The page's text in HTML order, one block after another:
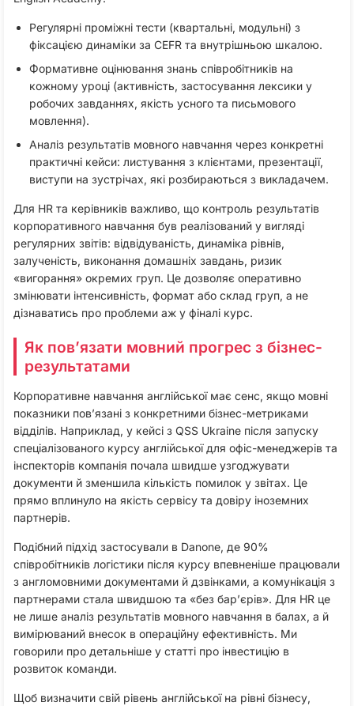
Регулярні проміжні тести (квартальні, модульні) з
фіксацією динаміки за CEFR та внутрішньою шкалою.​
Формативне оцінювання знань співробітників на
кожному уроці (активність, застосування лексики у
робочих завданнях, якість усного та письмового
мовлення).​
Аналіз результатів мовного навчання через конкретні
практичні кейси: листування з клієнтами, презентації,
виступи на зустрічах, які розбираються з викладачем.
Для HR та керівників важливо, що контроль результатів
корпоративного навчання був реалізований у вигляді
регулярних звітів: відвідуваність, динаміка рівнів,
залученість, виконання домашніх завдань, ризик
«вигорання» окремих груп. Це дозволяє оперативно
змінювати інтенсивність, формат або склад груп, а не
дізнаватись про проблеми аж у фіналі курс.​
Як пов’язати мовний прогрес з бізнес-
результатами
Корпоративне навчання англійської має сенс, якщо мовні
показники пов’язані з конкретними бізнес-метриками
відділів. Наприклад, у кейсі з QSS Ukraine після запуску
спеціалізованого курсу англійської для офіс-менеджерів та
інспекторів компанія почала швидше узгоджувати
документи й зменшила кількість помилок у звітах. Це
прямо вплинуло на якість сервісу та довіру іноземних
партнерів.
Подібний підхід застосували в Danone, де 90%
співробітників логістики після курсу впевненіше працювали
з англомовними документами й дзвінками, а комунікація з
партнерами стала швидшою та «без бар’єрів». Для HR це
не лише аналіз результатів мовного навчання в балах, а й
вимірюваний внесок в операційну ефективність. Ми
говорили про детальніше у статті про інвестицію в
розвиток команди.
Щоб визначити свій рівень англійської на рівні бізнесу,